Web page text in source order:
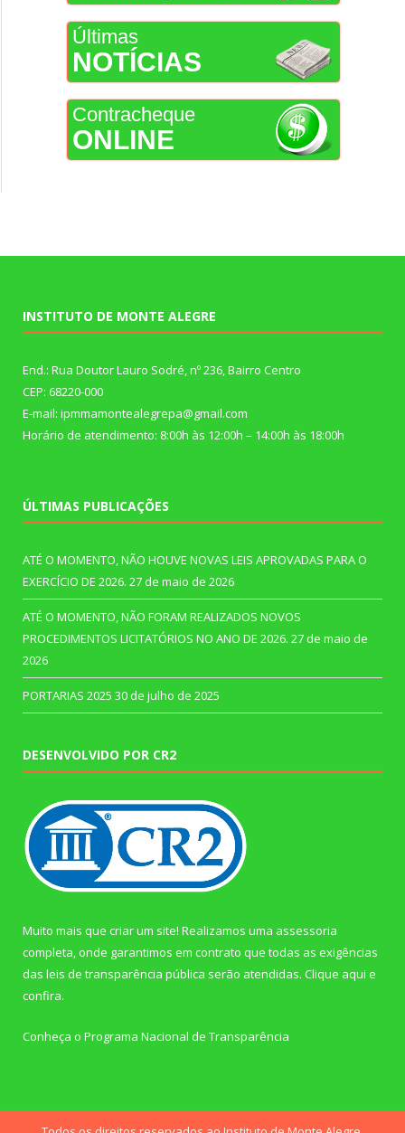
Últimas
NOTÍCIAS
Contracheque
ONLINE
INSTITUTO DE MONTE ALEGRE
End.: Rua Doutor Lauro Sodré, nº 236, Bairro Centro
CEP: 68220-000
E-mail: ipmmamontealegrepa@gmail.com
Horário de atendimento: 8:00h às 12:00h – 14:00h às 18:00h
ÚLTIMAS PUBLICAÇÕES
ATÉ O MOMENTO, NÃO HOUVE NOVAS LEIS APROVADAS PARA O
EXERCÍCIO DE 2026. 27 de maio de 2026
ATÉ O MOMENTO, NÃO FORAM REALIZADOS NOVOS
PROCEDIMENTOS LICITATÓRIOS NO ANO DE 2026. 27 de maio de
2026
PORTARIAS 2025 30 de julho de 2025
DESENVOLVIDO POR CR2
Muito mais que criar um site! Realizamos uma assessoria
completa, onde garantimos em contrato que todas as exigências
das leis de transparência pública serão atendidas. Clique aqui e
confira.
Conheça o Programa Nacional de Transparência